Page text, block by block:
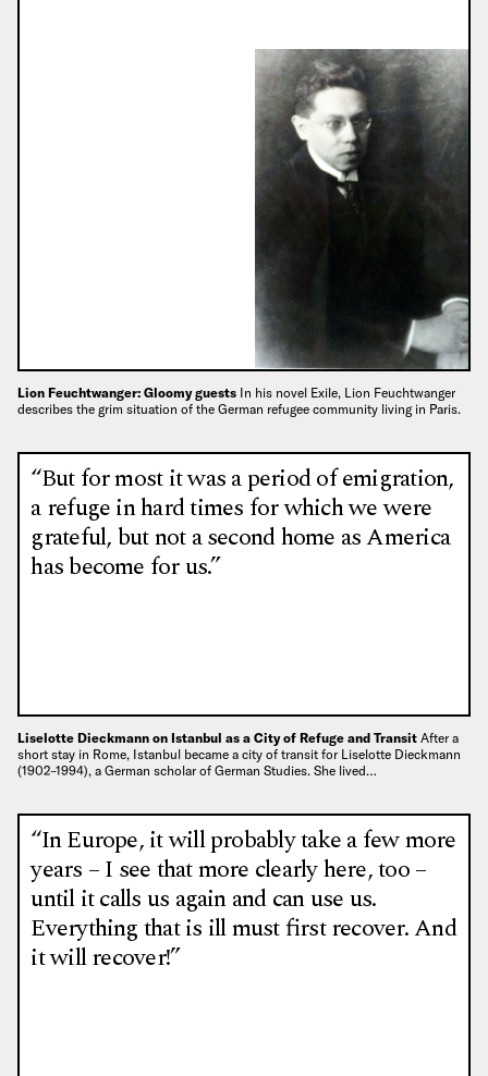
Lion Feuchtwanger: Gloomy guests In his novel Exile, Lion Feuchtwanger
describes the grim situation of the German refugee community living in Paris.
“But for most it was a period of emigration,
a refuge in hard times for which we were
grateful, but not a second home as America
has become for us.”
Liselotte Dieckmann on Istanbul as a City of Refuge and Transit After a
short stay in Rome, Istanbul became a city of transit for Liselotte Dieckmann
(1902–1994), a German scholar of German Studies. She lived…
“In Europe, it will probably take a few more
years – I see that more clearly here, too –
until it calls us again and can use us.
Everything that is ill must first recover. And
it will recover!”